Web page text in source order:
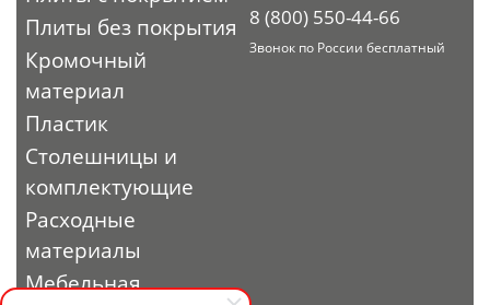
Плиты без покрытия
Кромочный
материал
Пластик
Столешницы и
комплектующие
Расходные
материалы
Мебельная
8 (800) 550-44-66
Звонок по России бесплатный